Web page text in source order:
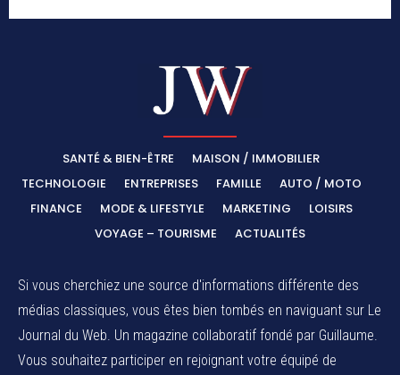
SANTÉ & BIEN-ÊTRE
MAISON / IMMOBILIER
TECHNOLOGIE
ENTREPRISES FAMILLE
AUTO / MOTO
FINANCE
MODE & LIFESTYLE MARKETING
LOISIRS
VOYAGE – TOURISME
ACTUALITÉS
Si vous cherchiez une source d'informations différente des
médias classiques, vous êtes bien tombés en naviguant sur Le
Journal du Web. Un magazine collaboratif fondé par Guillaume.
Vous souhaitez participer en rejoignant votre équipé de